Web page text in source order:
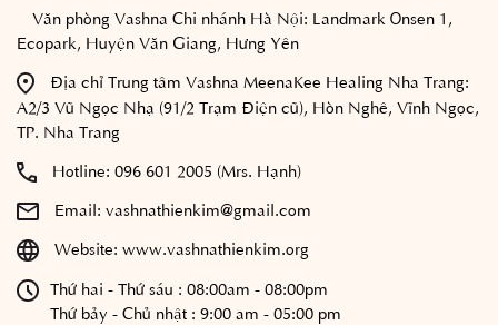
Văn phòng Vashna Chi nhánh Hà Nội: Landmark Onsen 1,
Ecopark, Huyện Văn Giang, Hưng Yên
Địa chỉ Trung tâm Vashna MeenaKee Healing Nha Trang:
A2/3 Vũ Ngọc Nhạ (91/2 Trạm Điện cũ), Hòn Nghê, Vĩnh Ngọc,
TP. Nha Trang
Hotline: 096 601 2005 (Mrs. Hạnh)
Email: vashnathienkim@gmail.com
Website: www.vashnathienkim.org
Thứ hai - Thứ sáu : 08:00am - 08:00pm
Thứ bảy - Chủ nhật : 9:00 am - 05:00 pm